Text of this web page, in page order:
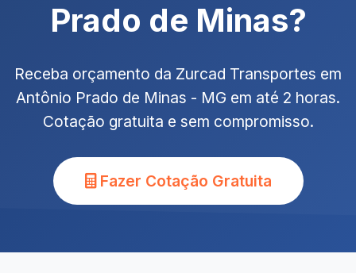
Prado de Minas?
Receba orçamento da Zurcad Transportes em
Antônio Prado de Minas - MG em até 2 horas.
Cotação gratuita e sem compromisso.
Fazer Cotação Gratuita